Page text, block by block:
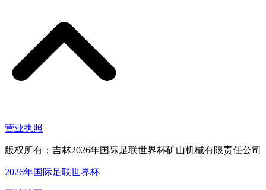
营业执照
版权所有：吉林2026年国际足联世界杯矿山机械有限责任公司
2026年国际足联世界杯